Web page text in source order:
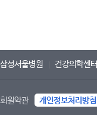
삼성서울병원 건강의학센터
회원약관 개인정보처리방침